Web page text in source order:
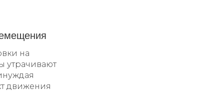
на
утрачивают
движения